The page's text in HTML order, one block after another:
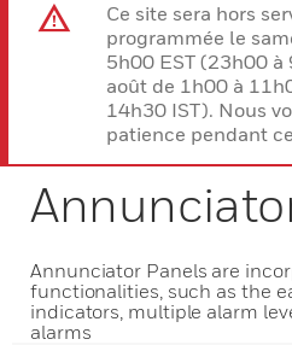
Ce site sera hors
programmée le
5h00 EST (23h00 à
août de 1h00 à
14h30 IST). Nous
patience pendant
Annunciator Panels are
functionalities, such as the
indicators, multiple alarm
alarms